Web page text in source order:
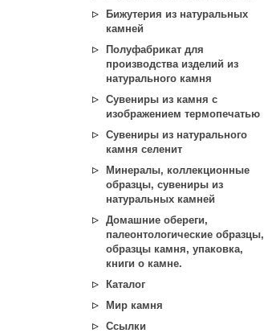
Бижутерия из натуральных
камней
Полуфабрикат для
производства изделий из
натурального камня
Сувениры из камня с
изображением термопечатью
Сувениры из натурального
камня селенит
Минералы, коллекционные
образцы, сувениры из
натуральных камней
Домашние обереги,
палеонтологические образцы,
образцы камня, упаковка,
книги о камне.
Каталог
Мир камня
Ссылки